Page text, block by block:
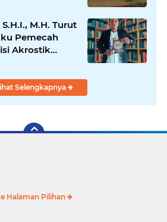
ketua DPD
Periode
M.H. Turut
Pemecah
Akrostik
Selengkapnya
Halaman Pilihan